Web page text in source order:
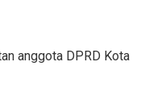
anggota DPRD Kota